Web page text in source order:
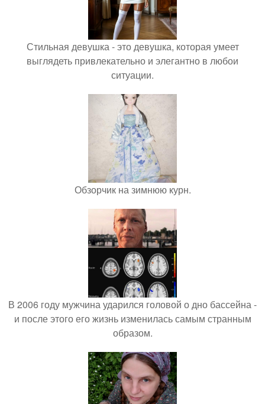
Стильная девушка - это девушка, которая умеет
выглядеть привлекательно и элегантно в любои
ситуации.
Обзорчик на зимнюю курн.
В 2006 году мужчина ударился головой о дно бассейна -
и после этого его жизнь изменилась самым странным
образом.